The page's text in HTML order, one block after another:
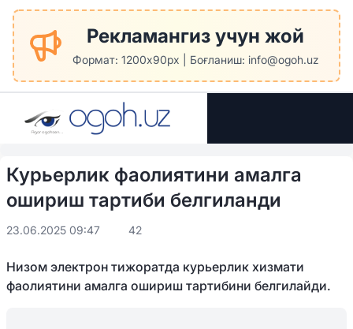
Рекламангиз учун жой
Формат: 1200x90px | Боғланиш: info@ogoh.uz
Курьерлик фаолиятини амалга
ошириш тартиби белгиланди
23.06.2025 09:47 42
Низом электрон тижоратда курьерлик хизмати
фаолиятини амалга ошириш тартибини белгилайди.